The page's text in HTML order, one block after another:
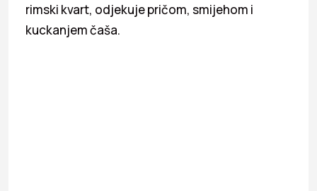
rimski kvart, odjekuje pričom, smijehom i
kuckanjem čaša.